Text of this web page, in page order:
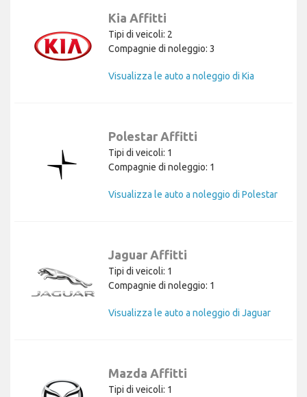
Kia Affitti
Tipi di veicoli: 2
Compagnie di noleggio: 3
Visualizza le auto a noleggio di Kia
Polestar Affitti
Tipi di veicoli: 1
Compagnie di noleggio: 1
Visualizza le auto a noleggio di Polestar
Jaguar Affitti
Tipi di veicoli: 1
Compagnie di noleggio: 1
Visualizza le auto a noleggio di Jaguar
Mazda Affitti
Tipi di veicoli: 1